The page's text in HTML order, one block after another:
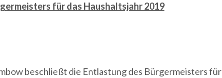
für das Haushaltsjahr 2019
beschließt die Entlastung des Bürgermeisters für